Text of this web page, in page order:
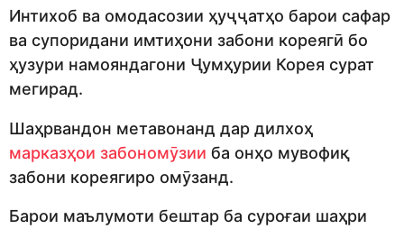
Интихоб ва омодасозии ҳуҷҷатҳо барои сафар
ва супоридани имтиҳони забони кореягӣ бо
ҳузури намояндагони Ҷумҳурии Корея сурат
мегирад.
Шаҳрвандон метавонанд дар дилхоҳ
марказҳои забономӯзии ба онҳо мувофиқ
забони кореягиро омӯзанд.
Барои маълумоти бештар ба суроғаи шаҳри